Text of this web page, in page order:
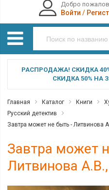
Добро
Войти /
РАСПРОДАЖА! СКИДКА
СКИДКА 50% НА
Главная Каталог Книги
Русский детектив
Завтра может не быть - Литвинова
Завтра может
Литвинова